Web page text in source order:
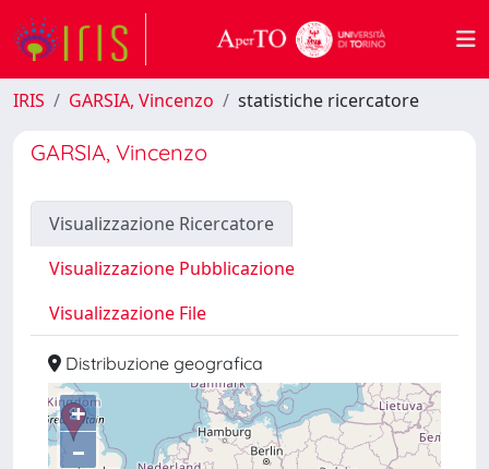
IRIS GARSIA, Vincenzo statistiche ricercatore
GARSIA, Vincenzo
Visualizzazione Ricercatore
Visualizzazione Pubblicazione
Visualizzazione File
Distribuzione geografica
+
–